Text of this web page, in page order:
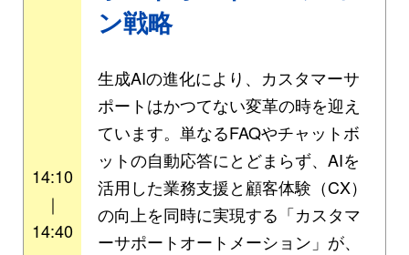
14:10
｜
14:40
ン戦略
生成AIの進化により、カスタマーサ
ポートはかつてない変革の時を迎え
ています。単なるFAQやチャットボ
ットの自動応答にとどまらず、AIを
活用した業務支援と顧客体験（CX）
の向上を同時に実現する「カスタマ
ーサポートオートメーション」が、